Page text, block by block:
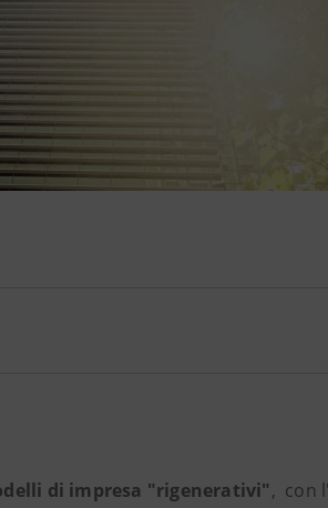
di impresa "rigenerativi", con